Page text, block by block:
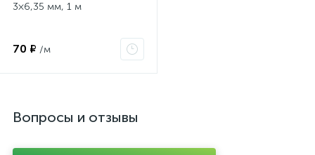
3×6,35 мм, 1 м
70 ₽ /м
Вопросы и отзывы